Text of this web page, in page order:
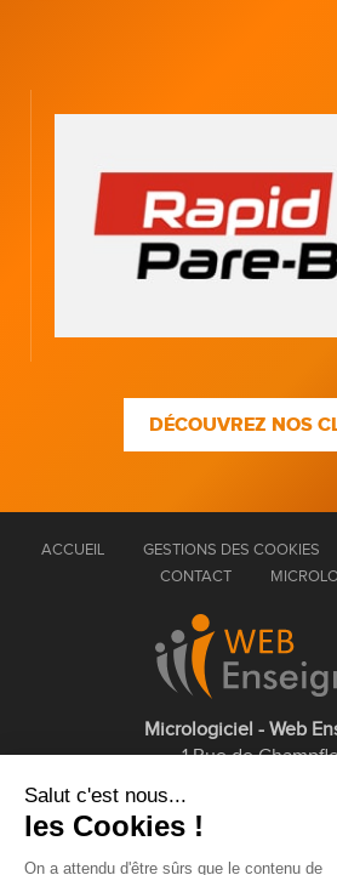
DÉCOUVREZ NOS
ACCUEIL GESTIONS DES COOKIES
CONTACT
Micrologiciel - Web
1 Rue de
01 75 43 63
Salut c'est nous...
les Cookies !
On a attendu d'être sûrs que le contenu de